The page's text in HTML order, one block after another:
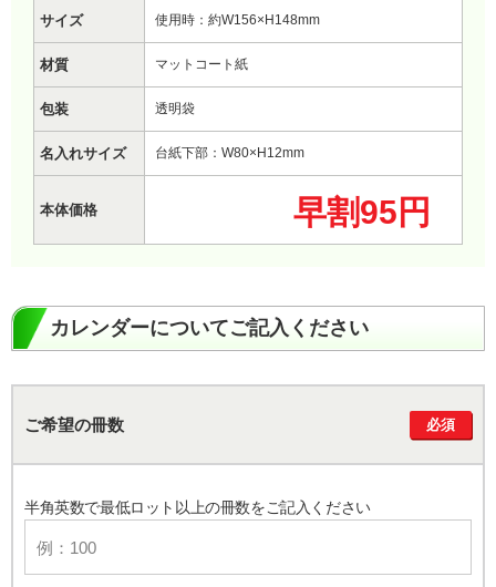
サイズ 使用時：約W156×H148mm
材質 マットコート紙
包装 透明袋
名入れサイズ 台紙下部：W80×H12mm
本体価格 早割95円
カレンダーについてご記入ください
ご希望の冊数 必須
半角英数で最低ロット以上の冊数をご記入ください